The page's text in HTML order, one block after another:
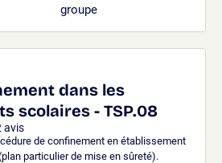
groupe
dans les
scolaires - TSP.08
avis
de confinement en établissement
particulier de mise en sûreté).